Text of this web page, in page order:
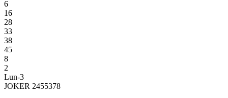
6
16
28
33
38
45
8
2
Lun-3
JOKER 2455378